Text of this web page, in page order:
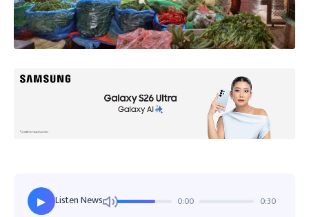
▶ Listen News 0:00 0:30